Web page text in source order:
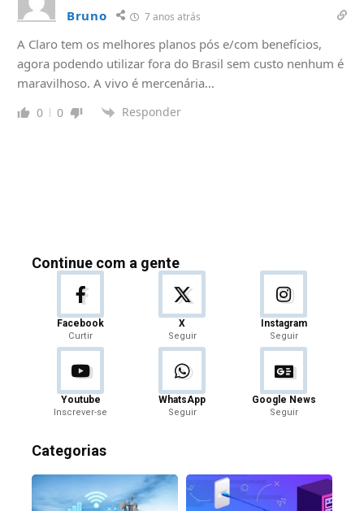
Bruno 7 anos atrás
A Claro tem os melhores planos pós e/com benefícios,
agora podendo utilizar fora do Brasil sem custo nenhum é
maravilhoso. A vivo é mercenária…
0 0 Responder
Continue com a gente
Facebook
Curtir
X
Seguir
Instagram
Seguir
Youtube
Inscrever-se
WhatsApp
Seguir
Google News
Seguir
Categorias